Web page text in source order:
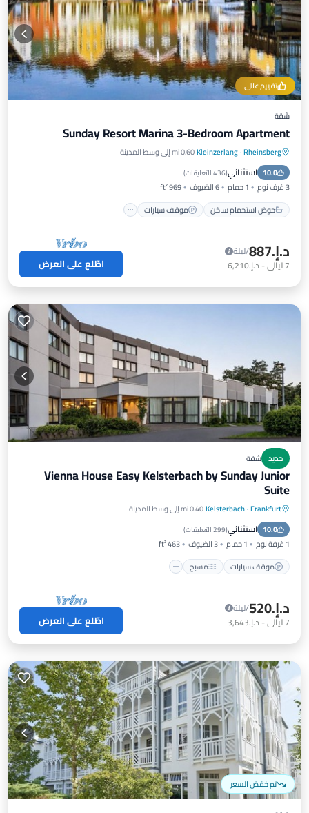
تقييم عالي
شقة
Sunday Resort Marina 3-Bedroom Apartment
Rheinsberg
·
Kleinzerlang0.60 mi إلى وسط المدينة
10.0 استثنائي(436 التعليقات )
3 غرف نوم 1 حمام 6 الضيوف
969 ft²
حوض استحمام ساخن
موقف سيارات
حوض استحمام ساخن
موقف سيارات
مسبح
سبا
د.إ.‏887
/ليلة
7ليالي- د.إ.‏6,210 اطّلع على العرض
جديد شقة
Vienna House Easy Kelsterbach by Sunday Junior
Suite
Frankfurt
·
Kelsterbach0.40 mi إلى وسط المدينة
10.0 استثنائي(299 التعليقات )
1 غرفة نوم 1 حمام 3 الضيوف
463 ft²
موقف سيارات
مسبح
موقف سيارات مسبح
شرفة / تراس
د.إ.‏520
/ليلة
7ليالي- د.إ.‏3,643 اطّلع على العرض
تم خفض السعر